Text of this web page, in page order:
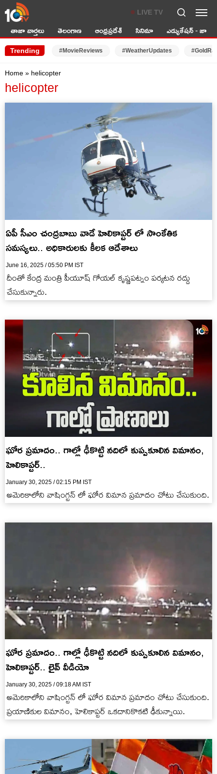
LIVE TV
తాజా వార్తలు తెలంగాణ ఆంధ్రప్రదేశ్ సినిమా ఎడ్యుకేషన్ - జాబ్స్
Trending #MovieReviews #WeatherUpdates
Home » helicopter
helicopter
ఏపీ సీఎం చంద్రబాబు వాడే హెలికాప్టర్ లో సాంకేతిక
సమస్యలు.. అధికారులకు కీలక ఆదేశాలు
June 16, 2025 / 05:50 PM IST
దీంతో కేంద్ర మంత్రి పీయూష్ గోయల్ కృష్ణపట్నం పర్యటన రద్దు
చేసుకున్నారు.
ఘోర ప్రమాదం.. గాల్లో ఢీకొట్టి నదిలో కుప్పకూలిన విమానం,
హెలికాప్టర్..
January 30, 2025 / 02:15 PM IST
అమెరికాలోని వాషింగ్టన్ లో ఘోర విమాన ప్రమాదం చోటు చేసుకుంది.
ఘోర ప్రమాదం.. గాల్లో ఢీకొట్టి నదిలో కుప్పకూలిన విమానం,
హెలికాప్టర్.. లైవ్ వీడియో
January 30, 2025 / 09:18 AM IST
అమెరికాలోని వాషింగ్టన్ లో ఘోర విమాన ప్రమాదం చోటు చేసుకుంది.
ప్రయాణికుల విమానం, హెలికాప్టర్ ఒకదానికొకటి ఢీకున్నాయి.